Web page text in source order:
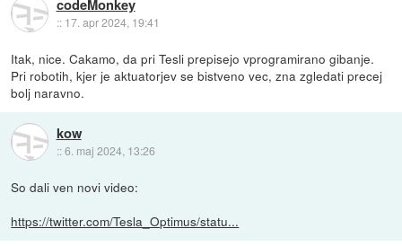
codeMonkey
:: 17. apr 2024, 19:41
Itak, nice. Cakamo, da pri Tesli prepisejo vprogramirano gibanje.
Pri robotih, kjer je aktuatorjev se bistveno vec, zna zgledati precej
bolj naravno.
kow
::6. maj 2024, 13:26
So dali ven novi video:
https://twitter.com/Tesla_Optimus/statu...